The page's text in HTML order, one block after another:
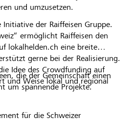
und umzusetzen.
der Raiffeisen Gruppe.
ermöglicht Raiffeisen den
lokalhelden.ch eine breite
gerne bei der Realisierung.
Idee des Crowdfunding auf
und Weise lokal und regional
die der Gemeinschaft einen
um spannende Projekte.
für die Schweizer